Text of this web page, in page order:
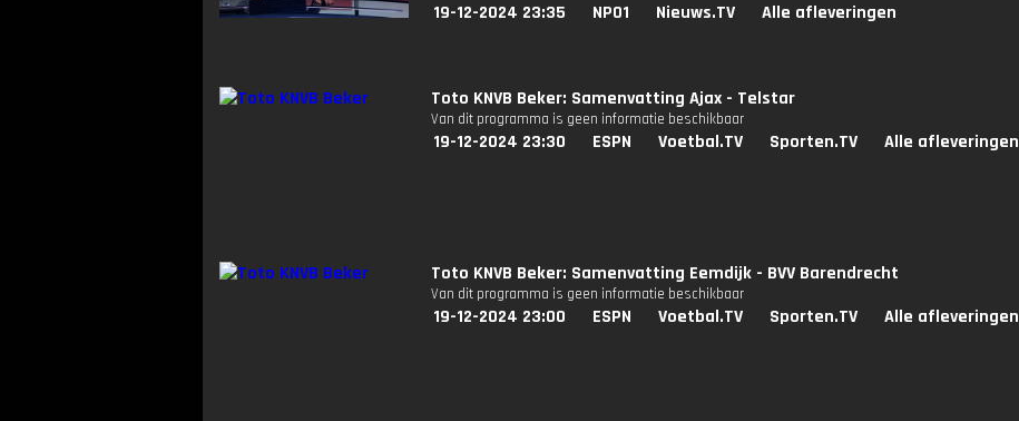
19-12-2024 23:35 NPO1 Nieuws.TV Alle afleveringen
Toto KNVB Beker: Samenvatting Ajax - Telstar
Van dit programma is geen informatie beschikbaar
19-12-2024 23:30 ESPN Voetbal.TV Sporten.TV Alle afleveringen
Toto KNVB Beker: Samenvatting Eemdijk - BVV Barendrecht
Van dit programma is geen informatie beschikbaar
19-12-2024 23:00 ESPN Voetbal.TV Sporten.TV Alle afleveringen